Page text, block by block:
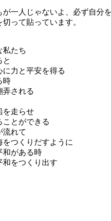
一人じゃないよ、必ず自分
って貼っています。
たち
と
力と平安を得る
時
弄される
を走らせ
ことができる
流れて
つくりだすように
和がある時
和をつくり出す